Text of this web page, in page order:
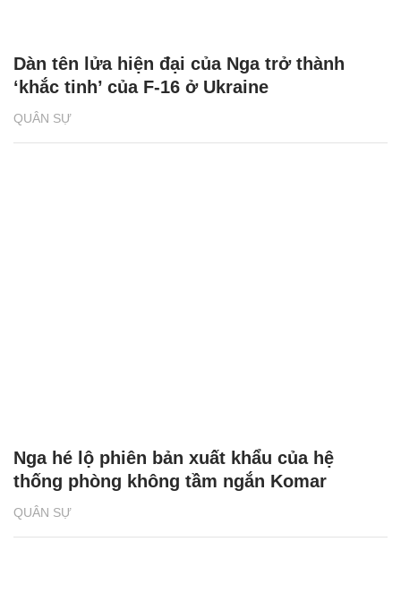
QUÂN SỰ
Dàn tên lửa hiện đại của Nga trở thành
‘khắc tinh’ của F-16 ở Ukraine
QUÂN SỰ
Nga hé lộ phiên bản xuất khẩu của hệ
thống phòng không tầm ngắn Komar